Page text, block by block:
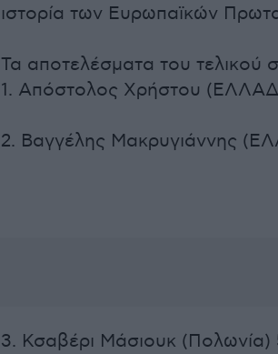
ιστορία των Ευρωπαϊκών
Τα αποτελέσματα του τελικού
1. Απόστολος Χρήστου
2. Βαγγέλης Μακρυγιάννης
3. Κσαβέρι Μάσιουκ (Πολωνία)